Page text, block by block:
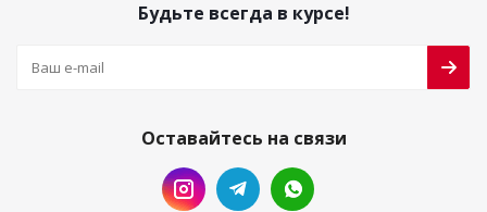
Будьте всегда в курсе!
Оставайтесь на связи